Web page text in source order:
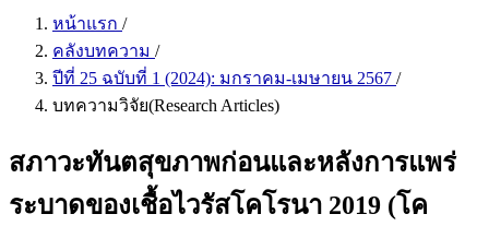
หน้าแรก /
คลังบทความ /
ปีที่ 25 ฉบับที่ 1 (2024): มกราคม-เมษายน 2567 /
บทความวิจัย(Research Articles)
สภาวะทันตสุขภาพก่อนและหลังการแพร่
ระบาดของเชื้อไวรัสโคโรนา 2019 (โค